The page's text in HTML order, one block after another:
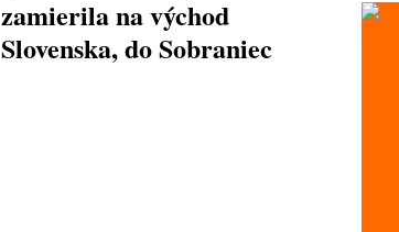
zamierila na východ
Slovenska, do Sobraniec